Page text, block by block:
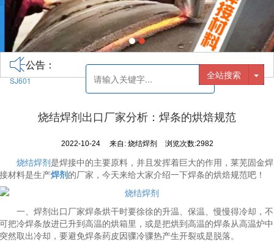
公告：
SJ601 全站搜索
烧结焊剂出口厂家分析：焊条的烘焙规范
2022-10-24 来自: 烧结焊剂 浏览次数:2982
烧结焊剂是焊接中的主要原料，并且发挥着巨大的作用，莱芜固金焊
接材料是生产焊剂的厂家，今天来给大家介绍一下焊条的烘焙规范吧！
一、焊剂出口厂家焊条烘干时要徐徐的升温、保温、慢慢得冷却，不
可把冷焊条放进已升到高温的烘箱里，或是把烘到高温的焊条从高温炉中
突然取出冷却，要避免焊条药皮因骤冷骤热产生开裂或是脱落。